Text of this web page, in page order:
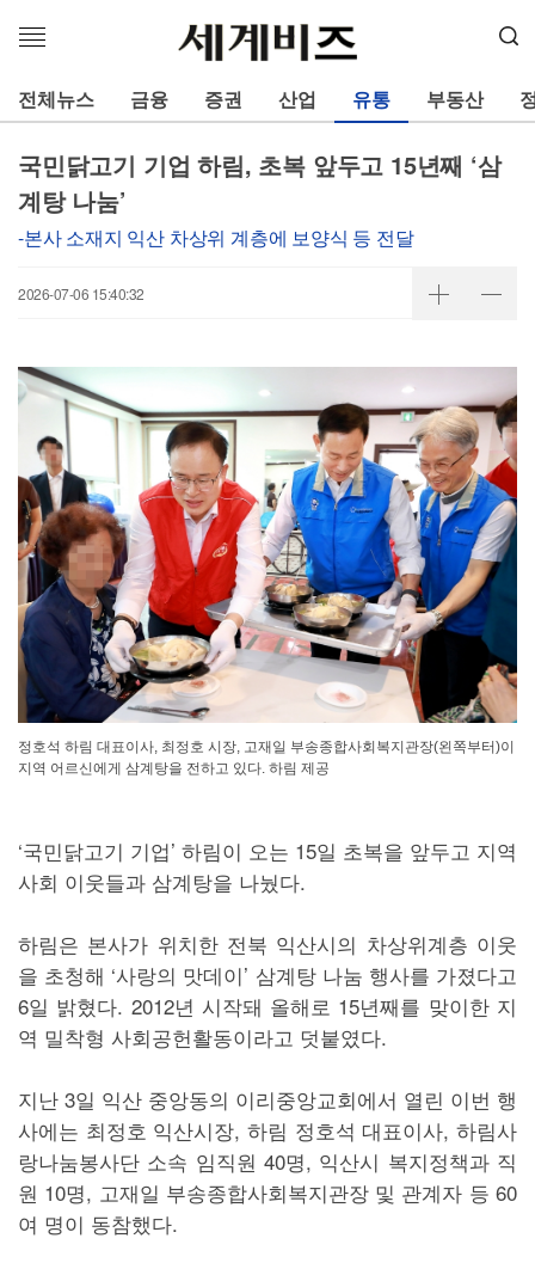
메
열
기
전체뉴스 금융 증권 산업 유통 부동산
국민닭고기 기업 하림, 초복 앞두고 15년째 ‘삼
계탕 나눔’
-본사 소재지 익산 차상위 계층에 보양식 등 전달
2026-07-06 15:40:32
정호석 하림 대표이사, 최정호 시장, 고재일 부송종합사회복지관장(왼쪽부터)이
지역 어르신에게 삼계탕을 전하고 있다. 하림 제공
‘국민닭고기 기업’ 하림이 오는 15일 초복을 앞두고 지역
사회 이웃들과 삼계탕을 나눴다.
하림은 본사가 위치한 전북 익산시의 차상위계층 이웃
을 초청해 ‘사랑의 맛데이’ 삼계탕 나눔 행사를 가졌다고
6일 밝혔다. 2012년 시작돼 올해로 15년째를 맞이한 지
역 밀착형 사회공헌활동이라고 덧붙였다.
지난 3일 익산 중앙동의 이리중앙교회에서 열린 이번 행
사에는 최정호 익산시장, 하림 정호석 대표이사, 하림사
랑나눔봉사단 소속 임직원 40명, 익산시 복지정책과 직
원 10명, 고재일 부송종합사회복지관장 및 관계자 등 60
여 명이 동참했다.